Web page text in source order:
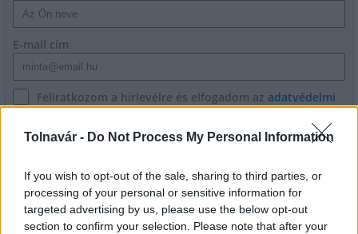
Tolnavár - Do Not Process My Personal Information
If you wish to opt-out of the sale, sharing to third parties, or
processing of your personal or sensitive information for
targeted advertising by us, please use the below opt-out
section to confirm your selection. Please note that after your
E-mail cím
Feliratkozom a hírlevélre és elfogadom az adatvédelmi
FELIRATKOZÁS
LEGFRISSEBB